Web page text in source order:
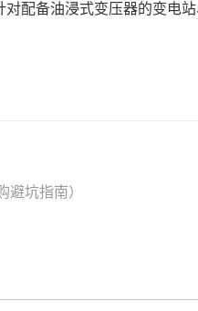
配备油浸式变压器的变电
避坑指南）